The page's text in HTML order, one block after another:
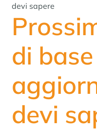
devi sapere
di
devi